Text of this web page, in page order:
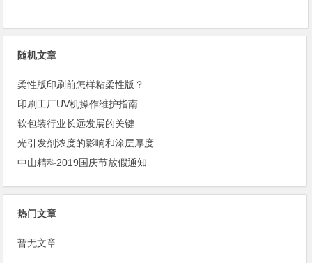
随机文章
柔性版印刷前怎样粘柔性版？
印刷工厂UV机操作维护指南
软包装行业长远发展的关键
光引发剂浓度的影响和涂层厚度
中山精科2019国庆节放假通知
热门文章
暂无文章